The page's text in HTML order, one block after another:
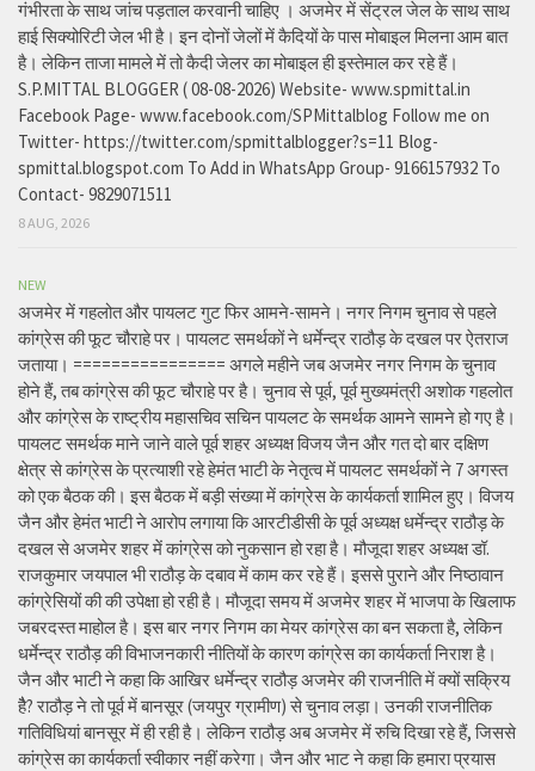
गंभीरता के साथ जांच पड़ताल करवानी चाहिए । अजमेर में सेंट्रल जेल के साथ साथ
हाई सिक्योरिटी जेल भी है। इन दोनों जेलों में कैदियों के पास मोबाइल मिलना आम बात
है। लेकिन ताजा मामले में तो कैदी जेलर का मोबाइल ही इस्तेमाल कर रहे हैं।
S.P.MITTAL BLOGGER ( 08-08-2026) Website- www.spmittal.in
Facebook Page- www.facebook.com/SPMittalblog Follow me on
Twitter- https://twitter.com/spmittalblogger?s=11 Blog-
spmittal.blogspot.com To Add in WhatsApp Group- 9166157932 To
Contact- 9829071511
8 AUG, 2026
NEW
अजमेर में गहलोत और पायलट गुट फिर आमने-सामने। नगर निगम चुनाव से पहले
कांग्रेस की फूट चौराहे पर। पायलट समर्थकों ने धर्मेन्द्र राठौड़ के दखल पर ऐतराज
जताया। ================ अगले महीने जब अजमेर नगर निगम के चुनाव
होने हैं, तब कांग्रेस की फूट चौराहे पर है। चुनाव से पूर्व, पूर्व मुख्यमंत्री अशोक गहलोत
और कांग्रेस के राष्ट्रीय महासचिव सचिन पायलट के समर्थक आमने सामने हो गए है।
पायलट समर्थक माने जाने वाले पूर्व शहर अध्यक्ष विजय जैन और गत दो बार दक्षिण
क्षेत्र से कांग्रेस के प्रत्याशी रहे हेमंत भाटी के नेतृत्व में पायलट समर्थकों ने 7 अगस्त
को एक बैठक की। इस बैठक में बड़ी संख्या में कांग्रेस के कार्यकर्ता शामिल हुए। विजय
जैन और हेमंत भाटी ने आरोप लगाया कि आरटीडीसी के पूर्व अध्यक्ष धर्मेन्द्र राठौड़ के
दखल से अजमेर शहर में कांग्रेस को नुकसान हो रहा है। मौजूदा शहर अध्यक्ष डॉ.
राजकुमार जयपाल भी राठौड़ के दबाव में काम कर रहे हैं। इससे पुराने और निष्ठावान
कांग्रेसियों की की उपेक्षा हो रही है। मौजूदा समय में अजमेर शहर में भाजपा के खिलाफ
जबरदस्त माहोल है। इस बार नगर निगम का मेयर कांग्रेस का बन सकता है, लेकिन
धर्मेन्द्र राठौड़ की विभाजनकारी नीतियों के कारण कांग्रेस का कार्यकर्ता निराश है।
जैन और भाटी ने कहा कि आखिर धर्मेन्द्र राठौड़ अजमेर की राजनीति में क्यों सक्रिय
हैै? राठौड़ ने तो पूर्व में बानसूर (जयपुर ग्रामीण) से चुनाव लड़ा। उनकी राजनीतिक
गतिविधियां बानसूर में ही रही है। लेकिन राठौड़ अब अजमेर में रुचि दिखा रहे हैं, जिससे
कांग्रेस का कार्यकर्ता स्वीकार नहीं करेगा। जैन और भाट ने कहा कि हमारा प्रयास